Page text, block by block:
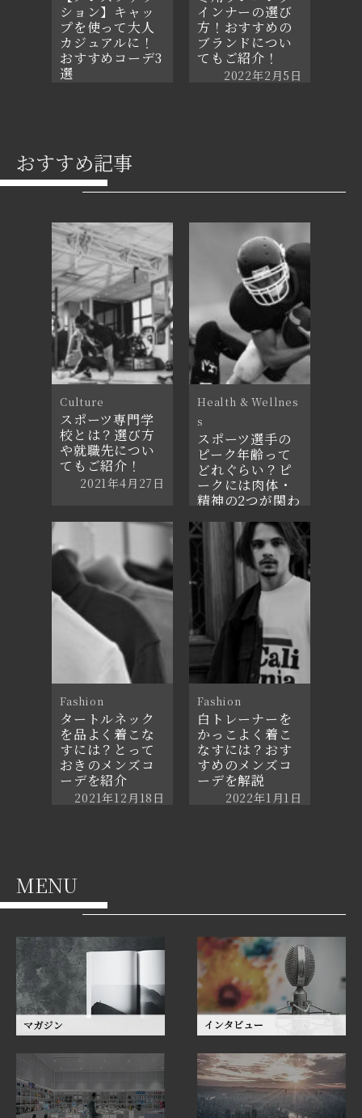
ション】キャッ
プを使って大人
カジュアルに！
おすすめコーデ3
選
インナーの選び
方！おすすめの
ブランドについ
てもご紹介！
2022年2月5日
おすすめ記事
Culture
スポーツ専門学
校とは？選び方
や就職先につい
てもご紹介！
2021年4月27日
Health & Wellnes
s
スポーツ選手の
ピーク年齢って
どれぐらい？ピ
ークには肉体・
精神の2つが関わ
2021年7月12日
Fashion
タートルネック
を品よく着こな
すには？とって
おきのメンズコ
ーデを紹介
2021年12月18日
Fashion
白トレーナーを
かっこよく着こ
なすには？おす
すめのメンズコ
ーデを解説
2022年1月1日
MENU